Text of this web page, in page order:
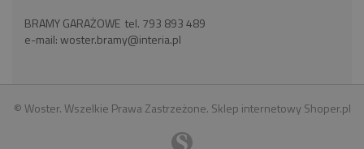
BRAMY GARAŻOWE tel. 793 893 489
e-mail:woster.bramy@interia.pl
© Woster. Wszelkie Prawa Zastrzeżone. Sklep internetowy Shoper.pl